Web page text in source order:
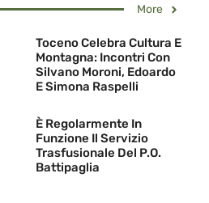
More
Toceno Celebra Cultura E
Montagna: Incontri Con
Silvano Moroni, Edoardo
E Simona Raspelli
È Regolarmente In
Funzione Il Servizio
Trasfusionale Del P.O.
Battipaglia